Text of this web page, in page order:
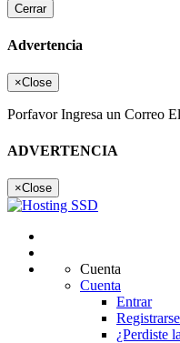
Cerrar
Advertencia
×Close
Porfavor Ingresa un Correo
ADVERTENCIA
×Close
Cuenta
Cuenta
Entrar
Registrarse
¿Perdiste